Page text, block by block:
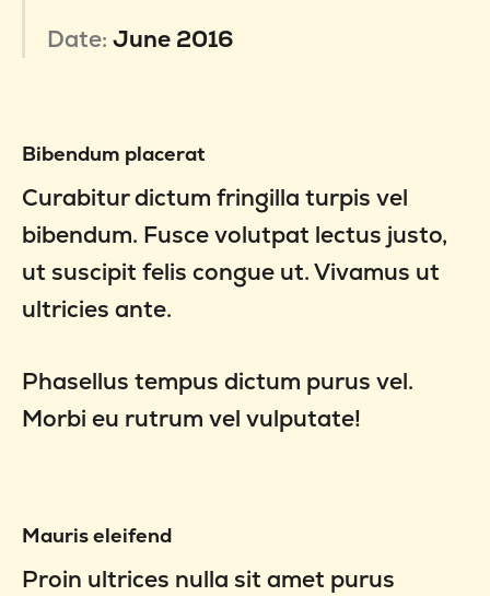
Date: June 2016
Bibendum placerat
Curabitur dictum fringilla turpis vel
bibendum. Fusce volutpat lectus justo,
ut suscipit felis congue ut. Vivamus ut
ultricies ante.
Phasellus tempus dictum purus vel.
Morbi eu rutrum vel vulputate!
Mauris eleifend
Proin ultrices nulla sit amet purus